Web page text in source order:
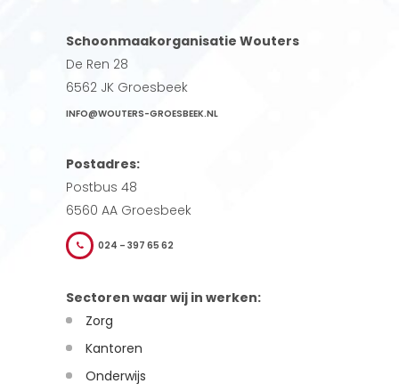
Schoonmaakorganisatie Wouters
De Ren 28
6562 JK Groesbeek
INFO@WOUTERS-GROESBEEK.NL
Postadres:
Postbus 48
6560 AA Groesbeek
024 – 397 65 62
Sectoren waar wij in werken:
Zorg
Kantoren
Onderwijs